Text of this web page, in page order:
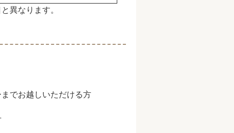
異なります。
でお越しいただける方